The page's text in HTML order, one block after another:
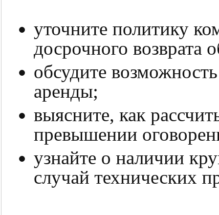
уточните политику
досрочного возврата
обсудите
аренды;
выясните, как
превышении
узнайте о наличии
случай технических